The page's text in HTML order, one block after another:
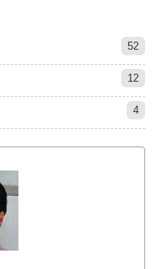
52
12
4